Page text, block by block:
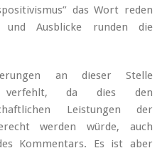
das Wort reden
und Ausblicke runden die
an dieser Stelle
verfehlt, da dies den
Leistungen der
werden würde, auch
Kommentars. Es ist aber